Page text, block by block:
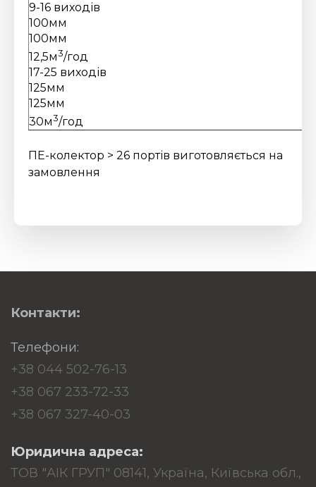
9-16 виходів
100мм
100мм
12,5м3/год
17-25 виходів
125мм
125мм
30м3/год
ПЕ-колектор > 26 портів виготовляється на
замовлення
Контакти:
Телефони:
+38 044 502-76-13
+38 067 233-72-33
+38 067 327-40-03
Юридична адреса:
ТОВ "АІК ГРУП" 08141, Україна, Київська обл.,